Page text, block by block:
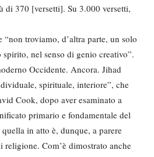
370 [versetti]. Su 3.000 versetti,
troviamo, d’altra parte, un solo
nel senso di genio creativo”.
Occidente. Ancora. Jihad
spirituale, interiore”, che
Cook, dopo aver esaminato a
primario e fondamentale del
in atto è, dunque, a parere
Com’è dimostrato anche